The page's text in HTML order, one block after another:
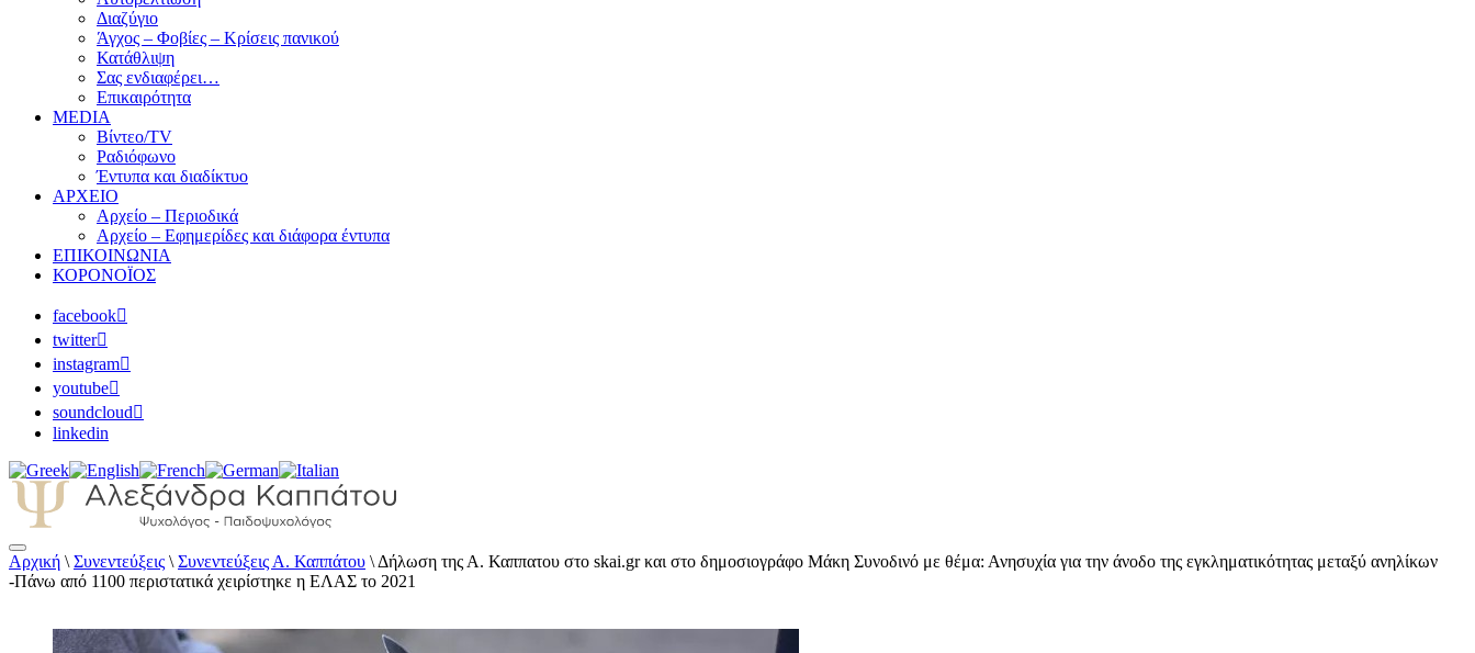
Διαζύγιο
Άγχος – Φοβίες – Κρίσεις πανικού
Κατάθλιψη
Σας ενδιαφέρει…
Επικαιρότητα
MEDIA
Βίντεο/TV
Ραδιόφωνο
Έντυπα και διαδίκτυο
ΑΡΧΕΙΟ
Αρχείο – Περιοδικά
Αρχείο – Εφημερίδες και διάφορα έντυπα
ΕΠΙΚΟΙΝΩΝΙΑ
ΚΟΡΟΝΟΪΟΣ
facebook
twitter
instagram
youtube
soundcloud
linkedin
Αλεξάνδρα Καππάτου Ψυχολόγος – Παιδοψυχολόγος
Αρχική \ Συνεντεύξεις \ Συνεντεύξεις Α. Καππάτου \ Δήλωση της Α. Καππατου στο skai.gr και στο δημοσιογράφο Μάκη Συνοδινό με θέμα: Ανησυχία για την άνοδο της εγκληματικότητας μεταξύ ανηλίκων
-Πάνω από 1100 περιστατικά χειρίστηκε η ΕΛΑΣ το 2021